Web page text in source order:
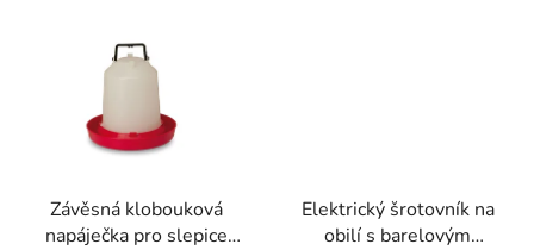
Závěsná klobouková
napáječka pro slepice
Elektrický šrotovník na
obilí s barelovým